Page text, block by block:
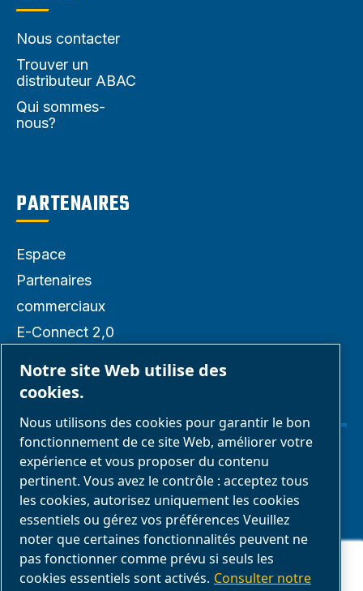
Ce site Web stocke les cookies sur votre ordinateur. Ces cookies sont
utilisés pour collecter des informations sur la manière dont vous
interagissez avec notre site Web et nous permettent de nous souvenir
Nous contacter
Trouver un
distributeur ABAC
Qui sommes-
nous?
PARTENAIRES
Espace
Partenaires
commerciaux
E-Connect 2,0
Galerie média
Gérer les cookies
Mentions légales & Politique de confidentialité
Conformité du produit
Nos CGV
Notre site Web utilise des
cookies.
Nous utilisons des cookies pour garantir le bon
fonctionnement de ce site Web, améliorer votre
expérience et vous proposer du contenu
pertinent. Vous avez le contrôle : acceptez tous
les cookies, autorisez uniquement les cookies
essentiels ou gérez vos préférences Veuillez
noter que certaines fonctionnalités peuvent ne
pas fonctionner comme prévu si seuls les
cookies essentiels sont activés. Consulter notre